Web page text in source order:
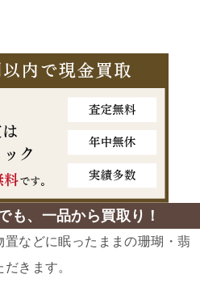
も、一品から買取り！
などに眠ったままの珊瑚・翡
きます。